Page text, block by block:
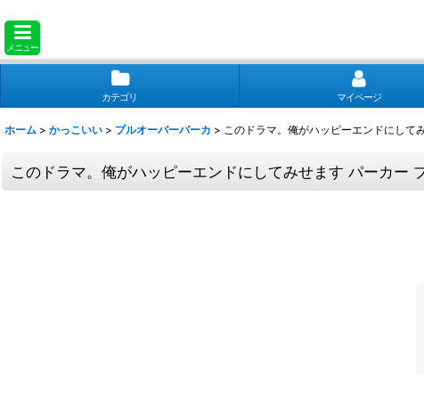
メニュー
カテゴリ マイページ
ホーム > かっこいい > プルオーバーパーカ > このドラマ。俺がハッピーエンドにして
このドラマ。俺がハッピーエンドにしてみせます パーカー